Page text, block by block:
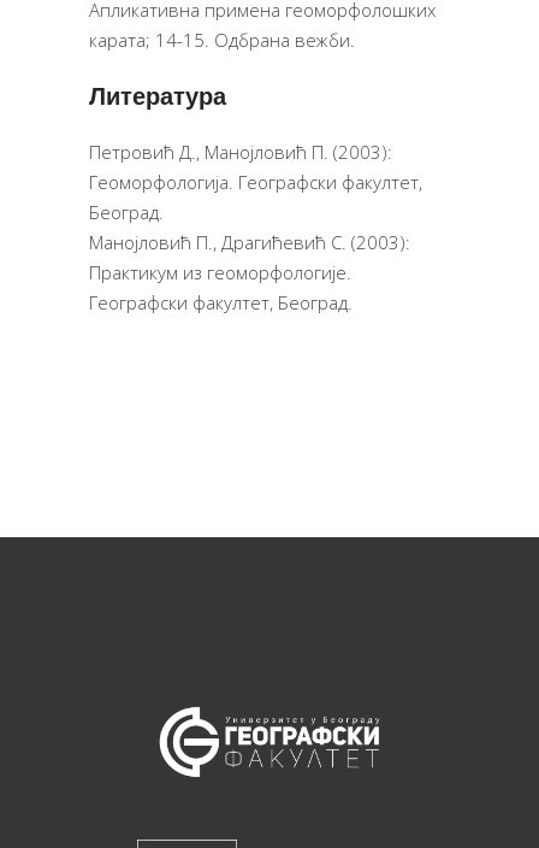
Апликативна примена геоморфолошких
карата; 14-15. Одбрана вежби.
Литература
Петровић Д., Манојловић П. (2003):
Геоморфологија. Географски факултет,
Београд.
Манојловић П., Драгићевић С. (2003):
Практикум из геоморфологије.
Географски факултет, Београд.